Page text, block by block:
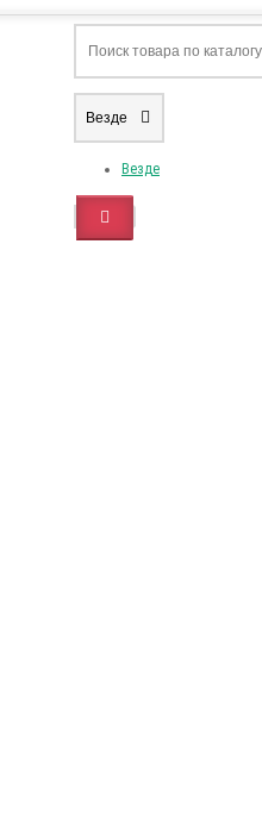
Везде
Везде